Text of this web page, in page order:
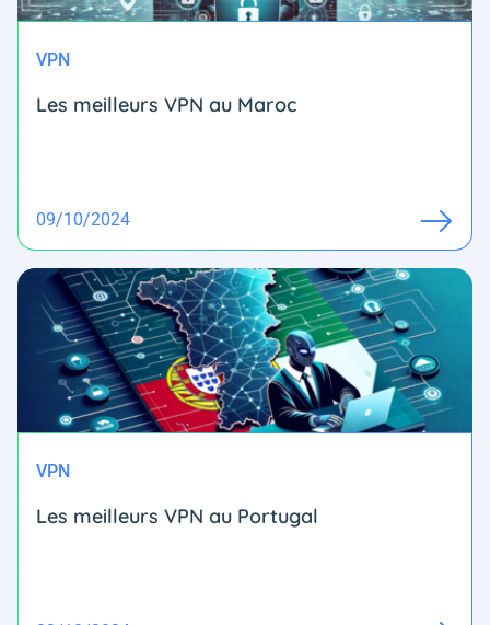
VPN
Les meilleurs VPN au Maroc
09/10/2024
VPN
Les meilleurs VPN au Portugal